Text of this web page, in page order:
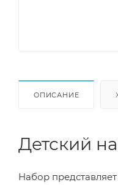
ОПИСАНИЕ
Детский
Набор